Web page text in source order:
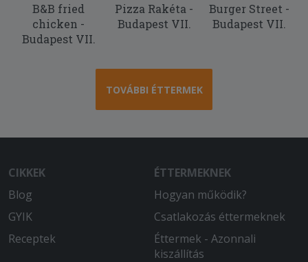
B&B fried
chicken -
Budapest VII.
Pizza Rakéta -
Budapest VII.
Burger Street -
Budapest VII.
TOVÁBBI ÉTTERMEK
CIKKEK
Blog
GYIK
Receptek
ÉTTERMEKNEK
Hogyan működik?
Csatlakozás éttermeknek
Éttermek - Azonnali
kiszállítás